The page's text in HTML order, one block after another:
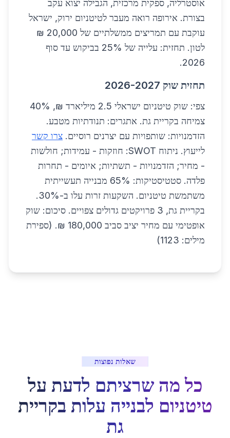
אוסטרליה, ספקית מרכזית, הגבילה יצוא עקב
בצורת. אירופה רואה מעבר לטיטניום ירוק, ישראל
עוקבת עם תמריצים ממשלתיים של 20,000 ₪
לטון. תחזית: עלייה של 25% בביקוש עד סוף
2026.
תחזית שוק 2026-2027
צפי: שוק טיטניום ישראלי 2.5 מיליארד ₪, 40%
צמיחה בקריית גת. אתגרים: תנודתיות מטבע.
הזדמנויות: שותפויות עם יצרנים רוסיים. צרו קשר
לייעוץ. ניתוח SWOT: חוזקות - עמידות; חולשות
- מחיר; הזדמנויות - תשתיות; איומים - תחרות
פלדה. סטטיסטיקות: 65% מבנייה תעשייתית
משתמשת טיטניום. השקעות זרות עלו ב-30%.
בקריית גת, 3 פרויקטים גדולים צפויים. סיכום: שוק
אופטימי עם מחיר יציב סביב 180,000 ₪. (ספירת
מילים: 1123)
שאלות נפוצות
כל מה שרציתם לדעת על
טיטניום לבנייה עלות בקריית
גת